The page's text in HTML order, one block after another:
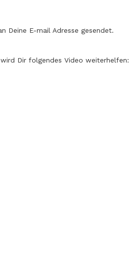
Deine E-mail Adresse gesendet.
Dir folgendes Video weiterhelfen: